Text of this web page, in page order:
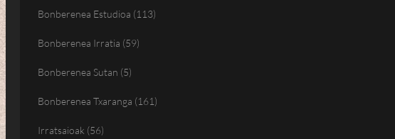
Bonberenea Estudioa (113)
Bonberenea Irratia (59)
Bonberenea Sutan (5)
Bonberenea Txaranga (161)
Irratsaioak (56)